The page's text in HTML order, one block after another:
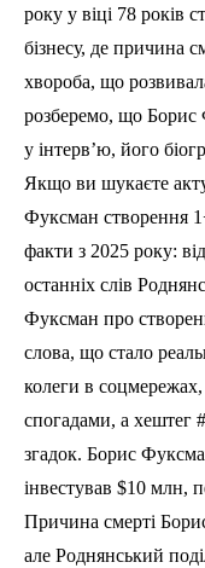
року у віці 78 років
бізнесу, де причина
хвороба, що
розберемо, що Борис
у інтерв’ю, його
Якщо ви шукаєте
Фуксман створення
факти з 2025 року:
останніх слів
Фуксман про
слова, що стало
колеги в соцмережах,
спогадами, а хештег
згадок. Борис
інвестував $10 млн,
Причина смерті
але Роднянський